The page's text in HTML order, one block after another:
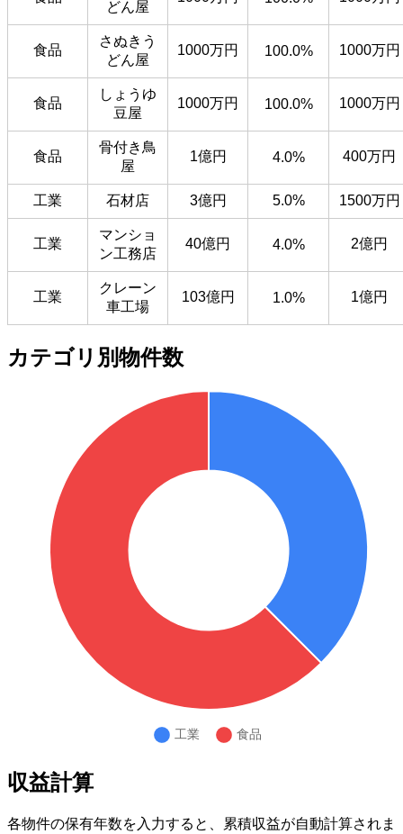
どん屋
食品
さぬきう
どん屋
1000万円 100.0% 1000万円
食品
しょうゆ
豆屋
1000万円 100.0% 1000万円
食品
骨付き鳥
屋
1億円 4.0% 400万円
工業 石材店 3億円 5.0% 1500万円
工業
マンショ
ン工務店
40億円 4.0% 2億円
工業
クレーン
車工場
103億円 1.0% 1億円
カテゴリ別物件数
収益計算
各物件の保有年数を入力すると、累積収益が自動計算されま